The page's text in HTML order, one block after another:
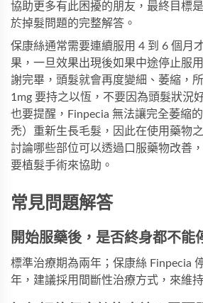
協助更多有此困擾的朋友，最終目標
於掉髮問題的完整解答。
保康絲通常需要連續服用 4 到 6 個月
果，一旦效果出現後如果中途停止服
謝完畢，頭髮就會再度變細、萎縮，
1mg 要持之以恆，不要因為頭髮狀況
也要提醒，Finpecia 無法讓完全萎縮
禿）重新生長毛髮，因此在使用藥物
討論哪些部位可以透過口服藥物改善
要植髮手術來協助。
常見問題解答
開始服藥後，是否終身都不能
標準治療期為兩年；保康絲 Finpecia
年，建議採用間斷性治療方式，來維